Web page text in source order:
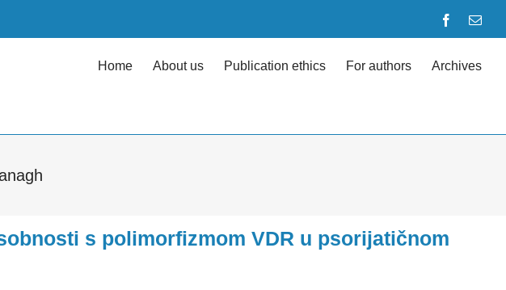
Facebook
Home About us Publication ethics For authors Archives
s polimorfizmom VDR u psorijatičnom